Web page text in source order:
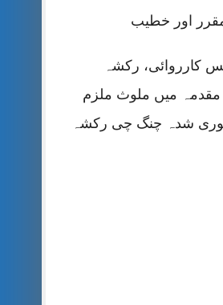
مقرر اور خطیب
کارروائی، رکشہ
میں ملوث ملزم
شدہ چنگ چی رکشہ